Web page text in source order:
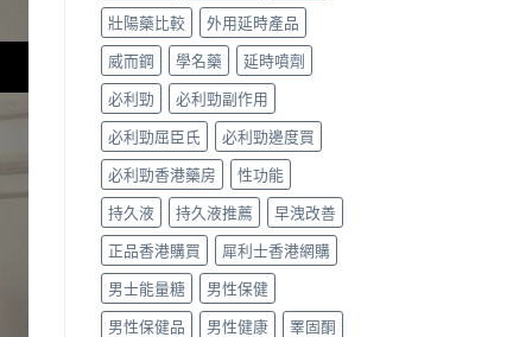
中
購
買
指
南〉
中
壯陽藥比較
外用延時產品
威而鋼
學名藥
延時噴劑
必利勁
必利勁副作用
必利勁屈臣氏
必利勁邊度買
必利勁香港藥房
性功能
持久液
持久液推薦
早洩改善
正品香港購買
犀利士香港網購
男士能量糖
男性保健
男性保健品
男性健康
睪固酮